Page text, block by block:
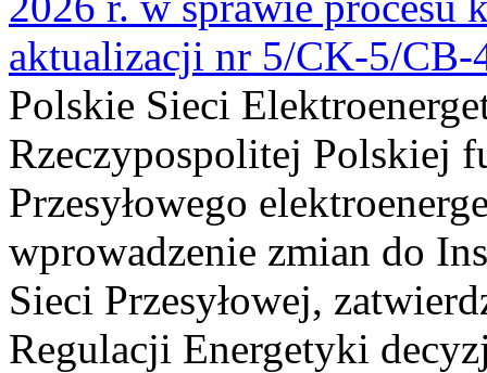
aktualizacji nr 5/CK-5/CB-
Polskie Sieci
Rzeczypospolitej Polskiej
Przesyłowego
wprowadzenie zmian do
Sieci Przesyłowej,
Regulacji Energetyki